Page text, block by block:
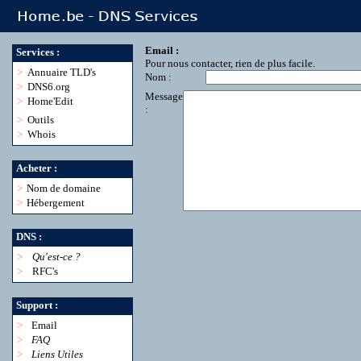
Services :
> Annuaire TLD's
> DNS6.org
> Home'Edit
> Outils
> Whois
Acheter :
> Nom de domaine
> Hébergement
DNS :
>
Qu'est-ce ?
>
RFC's
Support :
>
Email
>
FAQ
>
Liens Utiles
Email :
Pour nous contacter, rien de plus facile.
Nom :
Message
: